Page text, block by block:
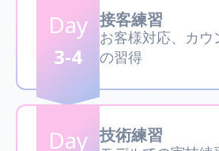
Day
3-4
接客練習
お客様対応、カ
の習得
Day 技術練習